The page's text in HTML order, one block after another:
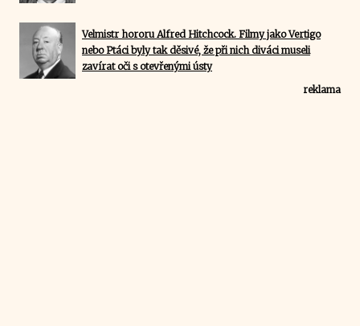
Velmistr hororu Alfred Hitchcock. Filmy jako Vertigo
nebo Ptáci byly tak děsivé, že při nich diváci museli
zavírat oči s otevřenými ústy
reklama